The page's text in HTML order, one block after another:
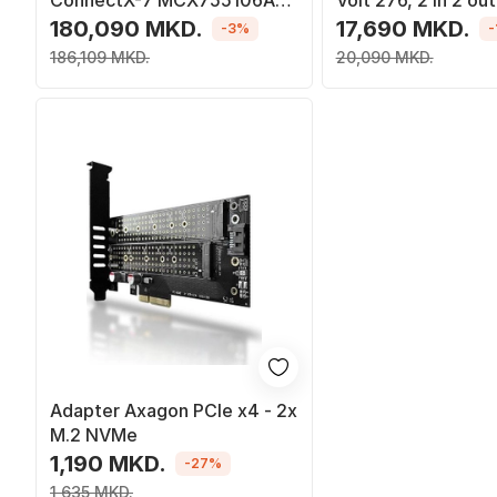
HEAT, 200Gb/s NDR200 HDR
200GbE, dy porta, me
ftohës
180,090 MKD.
186,109 MKD.
-3% 17,690 MKD.
20,090 MKD.
-
Adapter Axagon PCIe x4 - 2x
M.2 NVMe
1,190 MKD.
1,635 MKD.
-27%